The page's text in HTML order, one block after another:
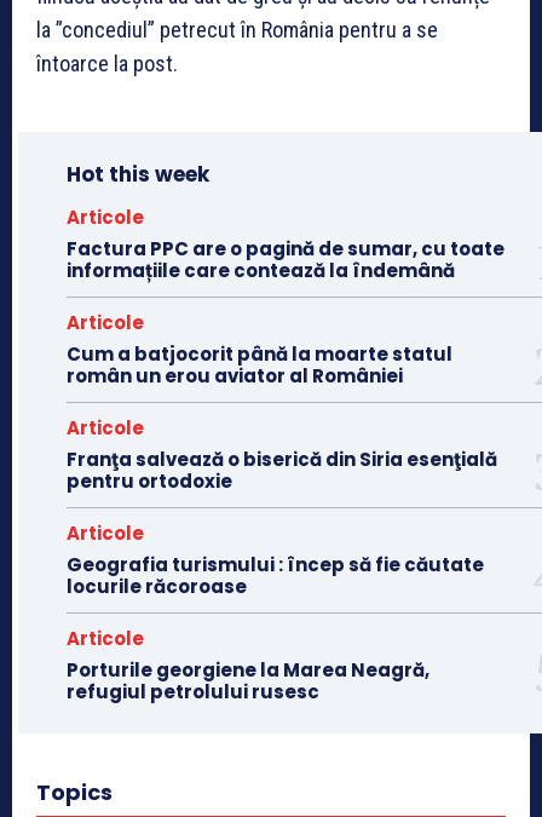
la ”concediul” petrecut în România pentru a se
întoarce la post.
Hot this week
Articole
Factura PPC are o pagină de sumar, cu toate
informațiile care contează la îndemână
Articole
Cum a batjocorit până la moarte statul
român un erou aviator al României
Articole
Franţa salvează o biserică din Siria esenţială
pentru ortodoxie
Articole
Geografia turismului : încep să fie căutate
locurile răcoroase
Articole
Porturile georgiene la Marea Neagră,
refugiul petrolului rusesc
Topics